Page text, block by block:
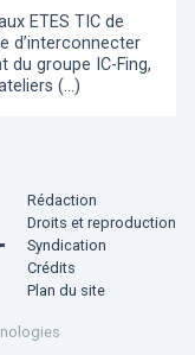
ETES TIC de
d’interconnecter
du groupe IC-Fing,
(…)
Rédaction
Droits et reproduction
Syndication
Crédits
Plan du site